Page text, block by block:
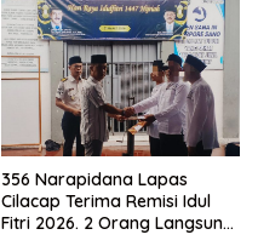
356 Narapidana Lapas
Cilacap Terima Remisi Idul
Fitri 2026. 2 Orang Langsung